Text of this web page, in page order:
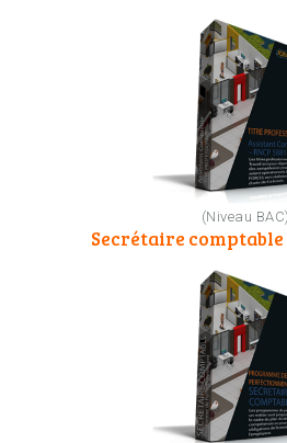
(Niveau BAC)
Secrétaire comptable